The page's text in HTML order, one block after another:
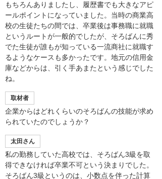
もちろんありましたし、履歴書でも大きなアピ
ールポイントになっていました。当時の商業高
校の生徒たちの間では、卒業後は事務職に就職
というルートが一般的でしたが、そろばんに秀
でた生徒が誰もが知っている一流商社に就職す
るようなケースも多かったです。地元の信用金
庫などからは、引く手あまたという感じでした
ね。
取材者
企業からはどれくらいのそろばんの技能が求め
られていたのでしょうか？
太田さん
私の勤務していた高校では、そろばん3級を取
得できなければ卒業不可という決まりでした。
そろばん3級というのは、小数点を伴った計算